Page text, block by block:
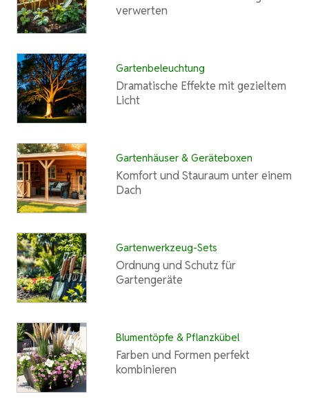
verwerten
Gartenbeleuchtung
Dramatische Effekte mit gezieltem
Licht
Gartenhäuser & Geräteboxen
Komfort und Stauraum unter einem
Dach
Gartenwerkzeug-Sets
Ordnung und Schutz für
Gartengeräte
Blumentöpfe & Pflanzkübel
Farben und Formen perfekt
kombinieren